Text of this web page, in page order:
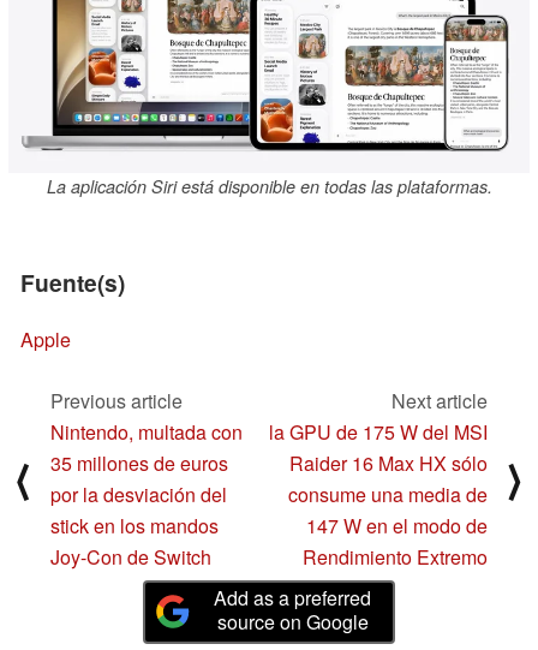
La aplicación Siri está disponible en todas las plataformas.
Fuente(s)
Apple
⟨
Previous article
Nintendo, multada con
35 millones de euros
por la desviación del
stick en los mandos
Joy-Con de Switch
Next article
la GPU de 175 W del MSI
Raider 16 Max HX sólo
consume una media de
147 W en el modo de
Rendimiento Extremo
⟩
Add as a preferred
source on Google